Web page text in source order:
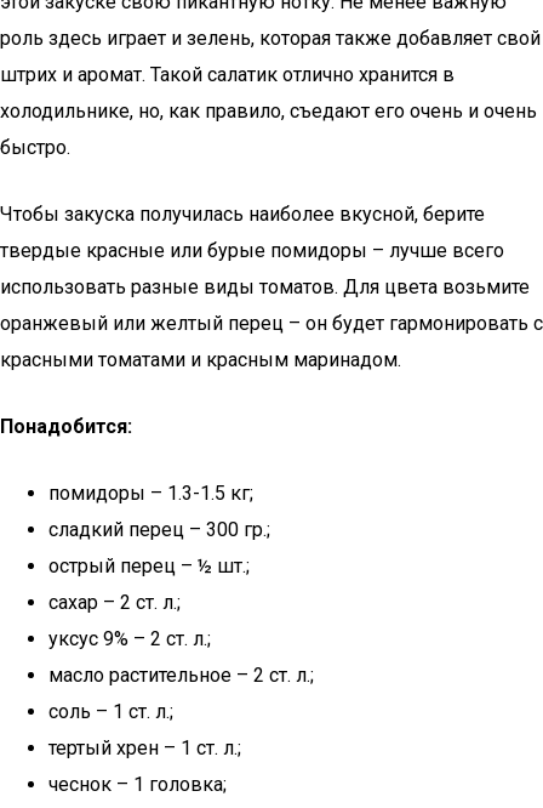
роль здесь играет и зелень, которая также добавляет свой
штрих и аромат. Такой салатик отлично хранится в
холодильнике, но, как правило, съедают его очень и очень
быстро.
Чтобы закуска получилась наиболее вкусной, берите
твердые красные или бурые помидоры – лучше всего
использовать разные виды томатов. Для цвета возьмите
оранжевый или желтый перец – он будет гармонировать с
красными томатами и красным маринадом.
Понадобится:
помидоры – 1.3-1.5 кг;
сладкий перец – 300 гр.;
острый перец – ½ шт.;
сахар – 2 ст. л.;
уксус 9% – 2 ст. л.;
масло растительное – 2 ст. л.;
соль – 1 ст. л.;
тертый хрен – 1 ст. л.;
чеснок – 1 головка;